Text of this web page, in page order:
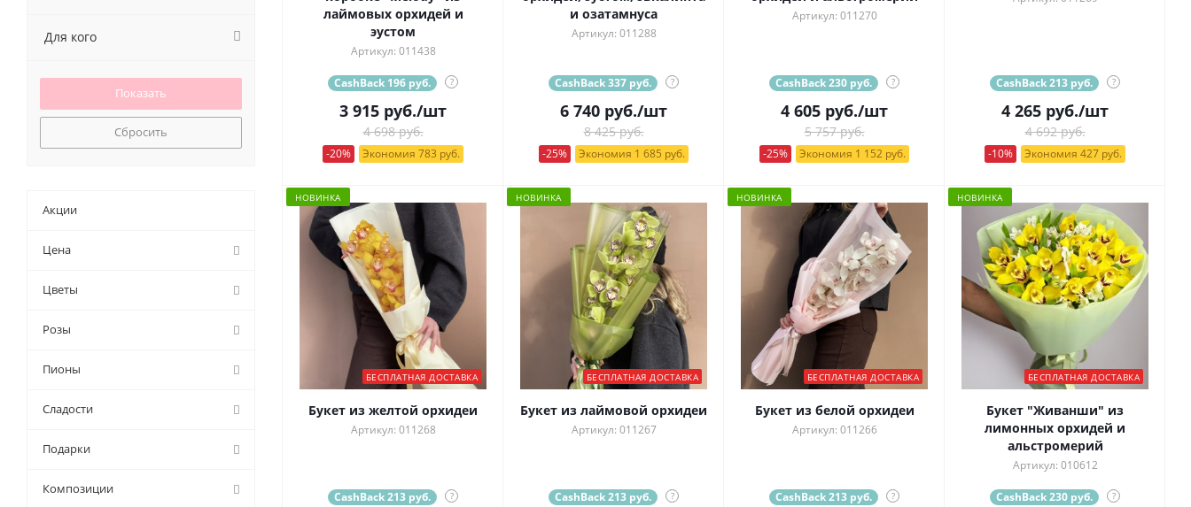
лаймовых орхидей и
эустом
Артикул: 011438
CashBack 196 руб. ?
3 915 руб./шт
4 698 руб.
-20% Экономия 783 руб.
и озатамнуса
Артикул: 011288
CashBack 337 руб. ?
6 740 руб./шт
8 425 руб.
-25% Экономия 1 685 руб.
Артикул: 011270
CashBack 230 руб. ?
4 605 руб./шт
5 757 руб.
-25% Экономия 1 152 руб.
CashBack 213 руб. ?
4 265 руб./шт
4 692 руб.
-10% Экономия 427 руб.
НОВИНКА
БЕСПЛАТНАЯ ДОСТАВКА
Букет из желтой орхидеи
Артикул: 011268
CashBack 213 руб. ?
НОВИНКА
БЕСПЛАТНАЯ ДОСТАВКА
Букет из лаймовой орхидеи
Артикул: 011267
CashBack 213 руб. ?
НОВИНКА
БЕСПЛАТНАЯ ДОСТАВКА
Букет из белой орхидеи
Артикул: 011266
CashBack 213 руб. ?
НОВИНКА
БЕСПЛАТНАЯ ДОСТАВКА
Букет "Живанши" из
лимонных орхидей и
альстромерий
Артикул: 010612
CashBack 230 руб. ?
Для кого
Сбросить
Акции
Цена
Цветы
Розы
Пионы
Сладости
Подарки
Композиции